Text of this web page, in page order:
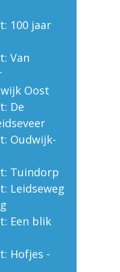
100 jaar
Van
Oost
De
Oudwijk-
Tuindorp
Leidseweg
Een blik
Hofjes -